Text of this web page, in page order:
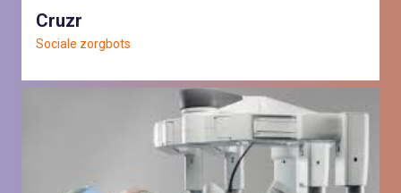
Cruzr
Sociale zorgbots